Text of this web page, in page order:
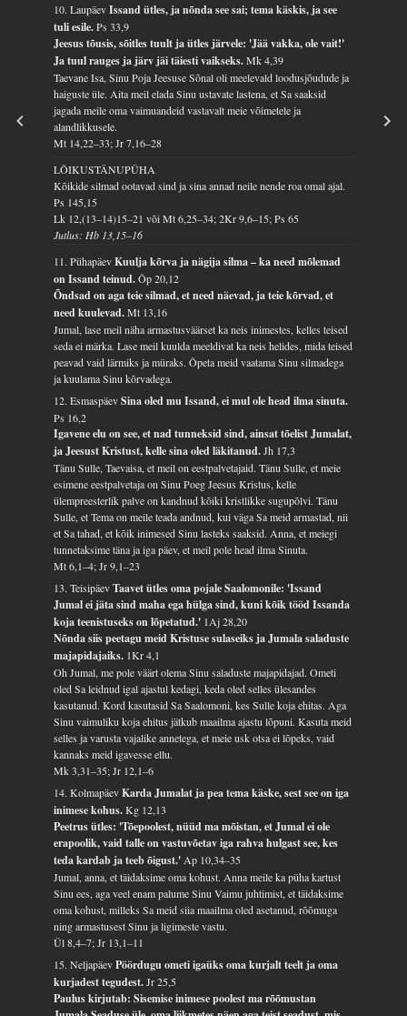
10. LaupäevIssand ütles, ja nõnda see sai; tema käskis, ja see
tuli esile.Ps 33,9
Jeesus tõusis, sõitles tuult ja ütles järvele: 'Jää vakka, ole vait!'
Ja tuul rauges ja järv jäi täiesti vaikseks.Mk 4,39
Taevane Isa, Sinu Poja Jeesuse Sõnal oli meelevald loodusjõudude ja
haiguste üle. Aita meil elada Sinu ustavate lastena, et Sa saaksid
jagada meile oma vaimuandeid vastavalt meie võimetele ja
alandlikkusele.
Mt 14,22–33; Jr 7,16–28
LÕIKUSTÄNUPÜHA
Kõikide silmad ootavad sind ja sina annad neile nende roa omal ajal.
Ps 145,15
Lk 12,(13–14)15–21 või Mt 6,25–34; 2Kr 9,6–15; Ps 65
Jutlus: Hb 13,15–16
11. PühapäevKuulja kõrva ja nägija silma – ka need mõlemad
on Issand teinud.Õp 20,12
Õndsad on aga teie silmad, et need näevad, ja teie kõrvad, et
need kuulevad.Mt 13,16
Jumal, lase meil näha armastusväärset ka neis inimestes, kelles teised
seda ei märka. Lase meil kuulda meeldivat ka neis helides, mida teised
peavad vaid lärmiks ja müraks. Õpeta meid vaatama Sinu silmadega
ja kuulama Sinu kõrvadega.
12. EsmaspäevSina oled mu Issand, ei mul ole head ilma sinuta.
Ps 16,2
Igavene elu on see, et nad tunneksid sind, ainsat tõelist Jumalat,
ja Jeesust Kristust, kelle sina oled läkitanud.Jh 17,3
Tänu Sulle, Taevaisa, et meil on eestpalvetajaid. Tänu Sulle, et meie
esimene eestpalvetaja on Sinu Poeg Jeesus Kristus, kelle
ülempreesterlik palve on kandnud kõiki kristlikke sugupõlvi. Tänu
Sulle, et Tema on meile teada andnud, kui väga Sa meid armastad, nii
et Sa tahad, et kõik inimesed Sinu lasteks saaksid. Anna, et meiegi
tunnetaksime täna ja iga päev, et meil pole head ilma Sinuta.
Mt 6,1–4; Jr 9,1–23
13. TeisipäevTaavet ütles oma pojale Saalomonile: 'Issand
Jumal ei jäta sind maha ega hülga sind, kuni kõik tööd Issanda
koja teenistuseks on lõpetatud.' 1Aj 28,20
Nõnda siis peetagu meid Kristuse sulaseiks ja Jumala saladuste
majapidajaiks. 1Kr 4,1
Oh Jumal, me pole väärt olema Sinu saladuste majapidajad. Ometi
oled Sa leidnud igal ajastul kedagi, keda oled selles ülesandes
kasutanud. Kord kasutasid Sa Saalomoni, kes Sulle koja ehitas. Aga
Sinu vaimuliku koja ehitus jätkub maailma ajastu lõpuni. Kasuta meid
selles ja varusta vajalike annetega, et meie usk otsa ei lõpeks, vaid
kannaks meid igavesse ellu.
Mk 3,31–35; Jr 12,1–6
14. KolmapäevKarda Jumalat ja pea tema käske, sest see on iga
inimese kohus.Kg 12,13
Peetrus ütles: 'Tõepoolest, nüüd ma mõistan, et Jumal ei ole
erapoolik, vaid talle on vastuvõetav iga rahva hulgast see, kes
teda kardab ja teeb õigust.'Ap 10,34–35
Jumal, anna, et täidaksime oma kohust. Anna meile ka püha kartust
Sinu ees, aga veel enam palume Sinu Vaimu juhtimist, et täidaksime
oma kohust, milleks Sa meid siia maailma oled asetanud, rõõmuga
ning armastusest Sinu ja ligimeste vastu.
Ül 8,4–7; Jr 13,1–11
15. NeljapäevPöördugu ometi igaüks oma kurjalt teelt ja oma
kurjadest tegudest.Jr 25,5
Paulus kirjutab: Sisemise inimese poolest ma rõõmustan